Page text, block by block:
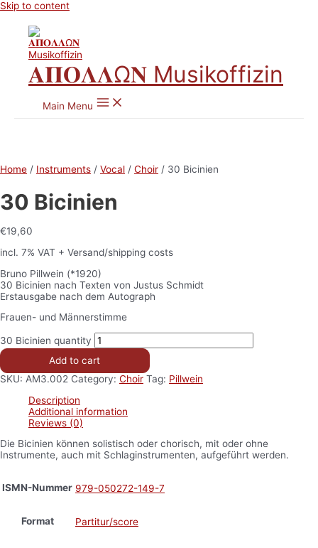
Skip to content
𝚨𝚷𝚶𝚲𝚲Ω𝚴 Musikoffizin
Main Menu
Home / Instruments / Vocal / Choir / 30 Bicinien
30 Bicinien
€19,60
incl. 7% VAT + Versand/shipping costs
Bruno Pillwein (*1920)
30 Bicinien nach Texten von Justus Schmidt
Erstausgabe nach dem Autograph
Frauen- und Männerstimme
30 Bicinien quantity
Add to cart
SKU: AM3.002 Category: Choir Tag: Pillwein
Description
Additional information
Reviews (0)
Die Bicinien können solistisch oder chorisch, mit oder ohne
Instrumente, auch mit Schlaginstrumenten, aufgeführt werden.
ISMN-Nummer 979-050272-149-7
Format Partitur/score